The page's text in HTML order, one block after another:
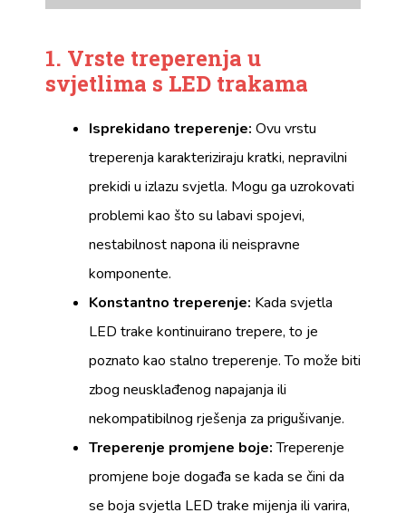
1. Vrste treperenja u
svjetlima s LED trakama
Isprekidano treperenje: Ovu vrstu
treperenja karakteriziraju kratki, nepravilni
prekidi u izlazu svjetla. Mogu ga uzrokovati
problemi kao što su labavi spojevi,
nestabilnost napona ili neispravne
komponente.
Konstantno treperenje: Kada svjetla
LED trake kontinuirano trepere, to je
poznato kao stalno treperenje. To može biti
zbog neusklađenog napajanja ili
nekompatibilnog rješenja za prigušivanje.
Treperenje promjene boje:Treperenje
promjene boje događa se kada se čini da
se boja svjetla LED trake mijenja ili varira,